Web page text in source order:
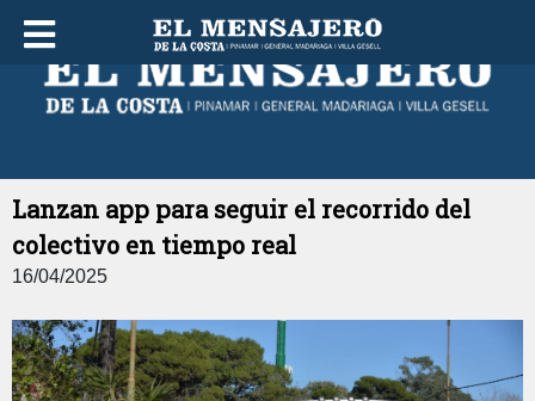
LUNES 10 DE AGOSTO DE 2026
Lanzan app para seguir el recorrido del
colectivo en tiempo real
16/04/2025